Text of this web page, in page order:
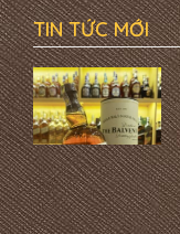
TIN TỨC MỚI